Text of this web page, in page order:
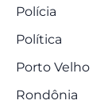
Polícia
Política
Porto Velho
Rondônia